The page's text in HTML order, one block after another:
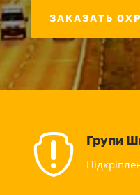
ЗАКАЗАТЬ
 Групи